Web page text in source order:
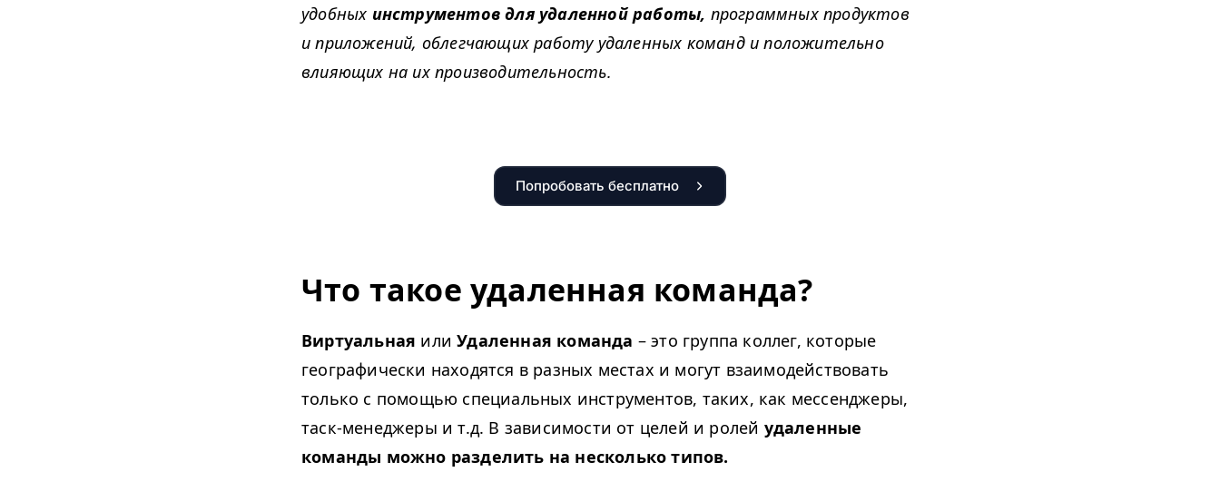
удобных инструментов для удаленной работы, программных продуктов
и приложений, облегчающих работу удаленных команд и положительно
влияющих на их производительность.
Попробовать бесплатно
Что такое удаленная команда?
Виртуальная илиУдаленная команда – это группа коллег, которые
географически находятся в разных местах и могут взаимодействовать
только с помощью специальных инструментов, таких, как мессенджеры,
таск-менеджеры и т.д. В зависимости от целей и ролей удаленные
команды можно разделить на несколько типов.